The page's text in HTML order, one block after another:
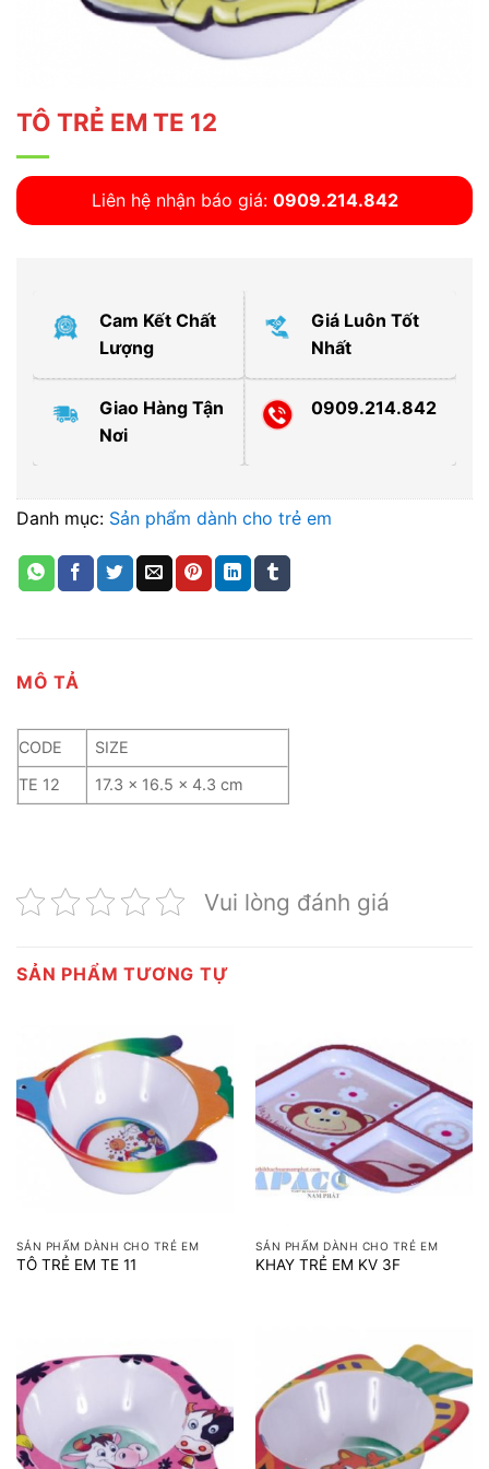
TÔ TRẺ EM TE 12
Liên hệ nhận báo giá: 0909.214.842
Cam Kết Chất
Lượng
Giá Luôn Tốt
Nhất
Giao Hàng Tận
Nơi
0909.214.842
Danh mục: Sản phẩm dành cho trẻ em
MÔ TẢ
CODE
SIZE
TE 12
17.3 x 16.5 x 4.3 cm
Vui lòng đánh giá
SẢN PHẨM TƯƠNG TỰ
SẢN PHẨM DÀNH CHO TRẺ EM
TÔ TRẺ EM TE 11
SẢN PHẨM DÀNH CHO TRẺ EM
KHAY TRẺ EM KV 3F